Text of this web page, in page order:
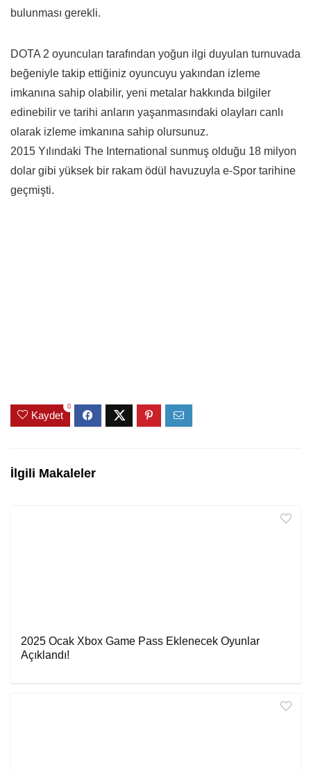
bulunması gerekli.
DOTA 2 oyuncuları tarafından yoğun ilgi duyulan turnuvada
beğeniyle takip ettiğiniz oyuncuyu yakından izleme
imkanına sahip olabilir, yeni metalar hakkında bilgiler
edinebilir ve tarihi anların yaşanmasındaki olayları canlı
olarak izleme imkanına sahip olursunuz.
2015 Yılındaki The International sunmuş olduğu 18 milyon
dolar gibi yüksek bir rakam ödül havuzuyla e-Spor tarihine
geçmişti.
Kaydet
0
İlgili Makaleler
2025 Ocak Xbox Game Pass Eklenecek Oyunlar
Açıklandı!